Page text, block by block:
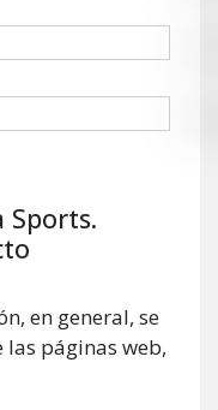
Sports.
en general, se
páginas web,